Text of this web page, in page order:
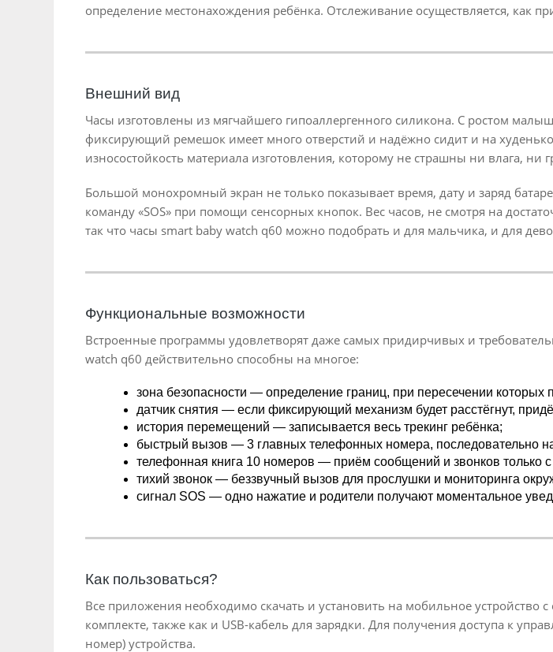
определение местонахождения ребёнка. Отслеживание осуществляется, как
Внешний вид
Часы изготовлены из мягчайшего гипоаллергенного силикона. С ростом
фиксирующий ремешок имеет много отверстий и надёжно сидит и на
износостойкость материала изготовления, которому не страшны ни влага, ни
Большой монохромный экран не только показывает время, дату и заряд
команду «SOS» при помощи сенсорных кнопок. Вес часов, не смотря на
так что часы smart baby watch q60 можно подобрать и для мальчика, и для
Функциональные возможности
Встроенные программы удовлетворят даже самых придирчивых и
watch q60 действительно способны на многое:
зона безопасности — определение границ, при пересечении
датчик снятия — если фиксирующий механизм будет расстёгнут,
история перемещений — записывается весь трекинг ребёнка;
быстрый вызов — 3 главных телефонных номера, последовательно
телефонная книга 10 номеров — приём сообщений и звонков только
тихий звонок — беззвучный вызов для прослушки и мониторинга
сигнал SOS — одно нажатие и родители получают моментальное
Как пользоваться?
Все приложения необходимо скачать и установить на мобильное устройство
комплекте, также как и USB-кабель для зарядки. Для получения доступа к
номер) устройства.